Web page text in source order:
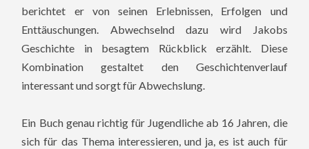
berichtet er von seinen Erlebnissen, Erfolgen und
Enttäuschungen. Abwechselnd dazu wird Jakobs
Geschichte in besagtem Rückblick erzählt. Diese
Kombination gestaltet den Geschichtenverlauf
interessant und sorgt für Abwechslung.
Ein Buch genau richtig für Jugendliche ab 16 Jahren, die
sich für das Thema interessieren, und ja, es ist auch für